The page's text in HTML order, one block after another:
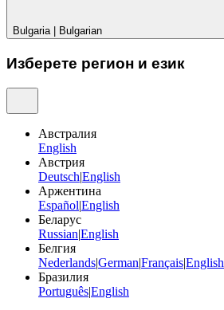
Bulgaria| Bulgarian
Изберете регион и език
Австралия
English
Австрия
Deutsch|English
Аржентина
Español|English
Беларус
Russian|English
Белгия
Nederlands|German|Français|English
Бразилия
Português|English